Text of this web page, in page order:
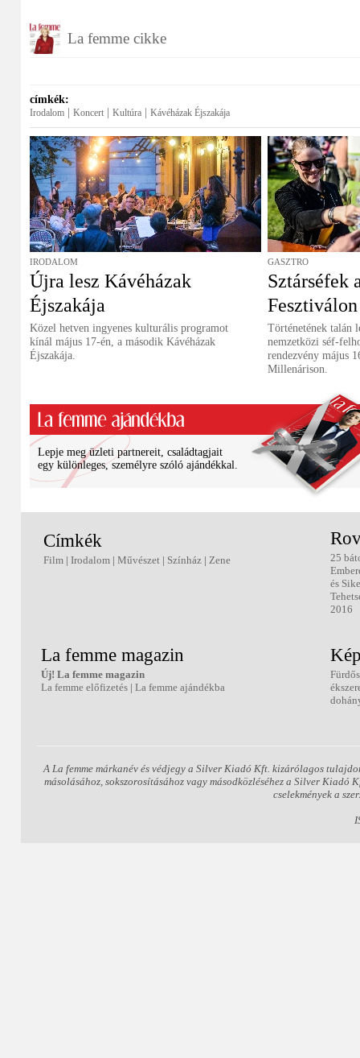
La femme cikke
címkék:
Irodalom Koncert Kultúra Kávéházak Éjszakája
IRODALOM
Újra lesz Kávéházak
Éjszakája
Közel hetven ingyenes kulturális programot
kínál május 17-én, a második Kávéházak
Éjszakája.
GASZTRO
Sztárséfek
Fesztiválon
Történetének talán
nemzetközi séf-
rendezvény május
Millenárison.
Lepje meg üzleti partnereit, családtagjait
egy különleges, személyre szóló ajándékkal.
Címkék
Film | Irodalom | Művészet | Színház | Zene
25
és
2016
La femme magazin
Új! La femme magazin
La femme előfizetés | La femme ajándékba
A La femme márkanév és védjegy a Silver Kiadó Kft. kizárólagos
másolásához, sokszorosításához vagy másodközléséhez a Silver
cselekmények a